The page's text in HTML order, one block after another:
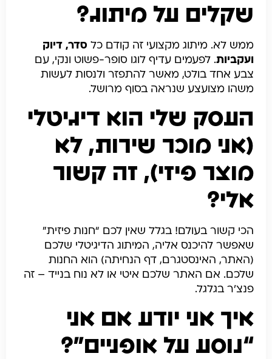
שקלים על מיתוג?
ממש לא. מיתוג מקצועי זה קודם כל סדר, דיוק
ועקביות. לפעמים עדיף לוגו סופר-פשוט ונקי, עם
צבע אחד בולט, מאשר להתפזר ולנסות לעשות
משהו מצועצע שנראה בסוף מרושל.
העסק שלי הוא דיגיטלי
(אני מוכר שירות, לא
מוצר פיזי), זה קשור
אלי?
הכי קשור בעולם! בגלל שאין לכם “חנות פיזית”
שאפשר להיכנס אליה, המיתוג הדיגיטלי שלכם
(האתר, האינסטגרם, דף הנחיתה) הוא החנות
שלכם. אם האתר שלכם איטי או לא נוח בנייד – זה
פנצ’ר בגלגל.
איך אני יודע אם אני
“נוסע על אופניים”?